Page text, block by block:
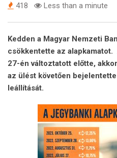
418
Less than a minute
Kedden a Magyar Nemzeti
csökkentette az
27-én változtatott előtte,
az ülést követően
leállítását.